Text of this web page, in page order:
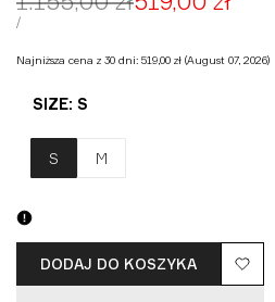
regularna
CENA
/ZA
Najniższa cena z 30 dni: 519,00 zł (August 07, 2026)
SIZE: S
S M
DODAJ DO KOSZYKA
Dodaj